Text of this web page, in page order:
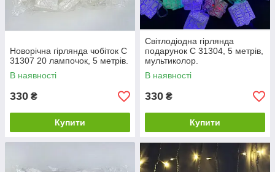
Новорічна гірлянда чобіток С
31307 20 лампочок, 5 метрів.
В наявності
330 ₴
Купити
Світлодіодна гірлянда
подарунок С 31304, 5 метрів,
мультиколор.
В наявності
330 ₴
Купити